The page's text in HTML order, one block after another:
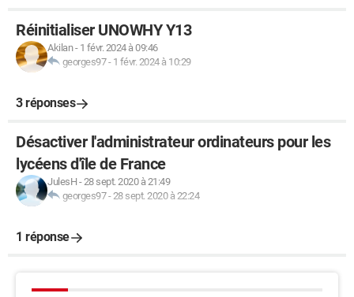
Réinitialiser UNOWHY Y13
Akilan- 1 févr. 2024 à 09:46
georges97- 1 févr. 2024 à 10:29
3 réponses
Désactiver l'administrateur ordinateurs pour les
lycéens d'île de France
JulesH -28 sept. 2020 à 21:49
georges97-28 sept. 2020 à 22:24
1 réponse